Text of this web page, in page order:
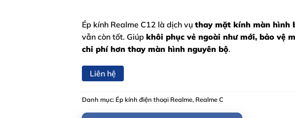
Ép kính Realme C12 là dịch vụ thay mặt kính màn hình
vẫn còn tốt. Giúp khôi phục vẻ ngoài như mới, bảo vệ
chi phí hơn thay màn hình nguyên bộ.
Liên hệ
Danh mục: Ép kính điện thoại Realme, Realme C